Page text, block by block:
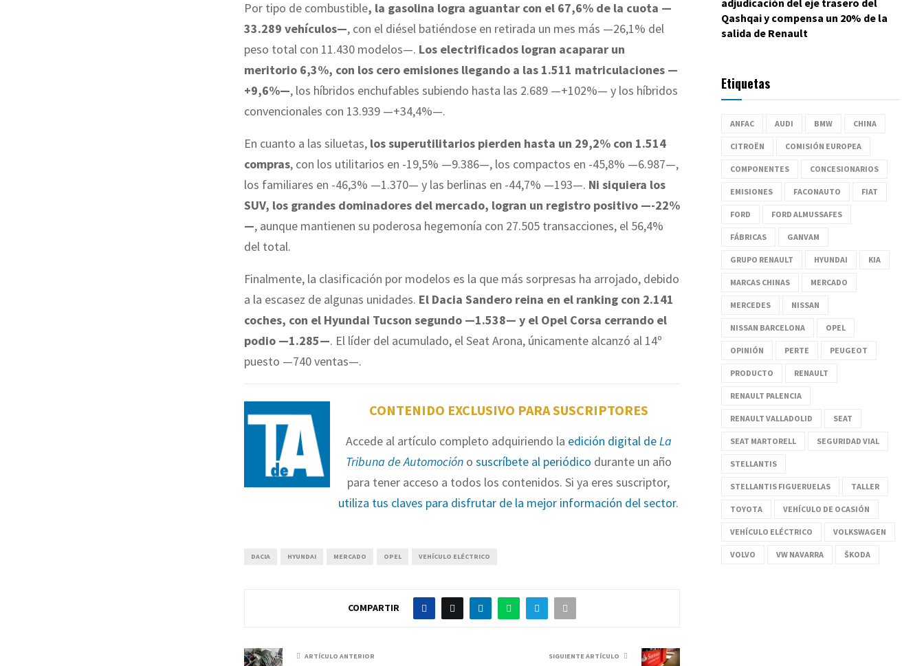
Por tipo de combustible, la gasolina logra aguantar con el 67,6% de la cuota —
33.289 vehículos—, con el diésel batiéndose en retirada un mes más —26,1% del
peso total con 11.430 modelos—. Los electrificados logran acaparar un
meritorio 6,3%, con los cero emisiones llegando a las 1.511 matriculaciones —
+9,6%—, los híbridos enchufables subiendo hasta las 2.689 —+102%— y los híbridos
convencionales con 13.939 —+34,4%—.
En cuanto a las siluetas, los superutilitarios pierden hasta un 29,2% con 1.514
compras, con los utilitarios en -19,5% —9.386—, los compactos en -45,8% —6.987—,
los familiares en -46,3% —1.370— y las berlinas en -44,7% —193—. Ni siquiera los
SUV, los grandes dominadores del mercado, logran un registro positivo —-22%
—, aunque mantienen su poderosa hegemonía con 27.505 transacciones, el 56,4%
del total.
Finalmente, la clasificación por modelos es la que más sorpresas ha arrojado, debido
a la escasez de algunas unidades. El Dacia Sandero reina en el ranking con 2.141
coches, con el Hyundai Tucson segundo —1.538— y el Opel Corsa cerrando el
podio —1.285—. El líder del acumulado, el Seat Arona, únicamente alcanzó al 14º
puesto —740 ventas—.
CONTENIDO EXCLUSIVO PARA SUSCRIPTORES
Accede al artículo completo adquiriendo la edición digital deLa
Tribuna de Automocióno suscríbete al periódico durante un año
para tener acceso a todos los contenidos. Si ya eres suscriptor,
utiliza tus claves para disfrutar de la mejor información del sector.
DACIA HYUNDAI MERCADO OPEL VEHÍCULO ELÉCTRICO
COMPARTIR
ARTÍCULO ANTERIOR SIGUIENTE ARTÍCULO
Qashqai y compensa un 20% de la
salida de Renault
Etiquetas
ANFAC AUDI BMW CHINA
CITROËN COMISIÓN EUROPEA
COMPONENTES CONCESIONARIOS
EMISIONES FACONAUTO FIAT
FORD FORD ALMUSSAFES
FÁBRICAS GANVAM
GRUPO RENAULT HYUNDAI KIA
MARCAS CHINAS MERCADO
MERCEDES NISSAN
NISSAN BARCELONA OPEL
OPINIÓN PERTE PEUGEOT
PRODUCTO RENAULT
RENAULT PALENCIA
RENAULT VALLADOLID SEAT
SEAT MARTORELL SEGURIDAD VIAL
STELLANTIS
STELLANTIS FIGUERUELAS TALLER
TOYOTA VEHÍCULO DE OCASIÓN
VEHÍCULO ELÉCTRICO VOLKSWAGEN
VOLVO VW NAVARRA ŠKODA